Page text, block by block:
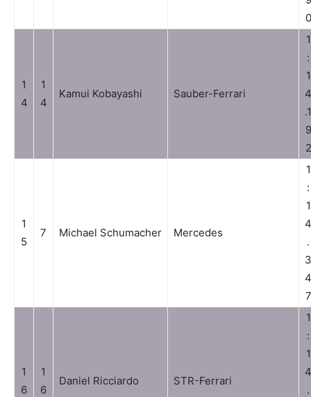
0
1
4
1
4
Kamui Kobayashi Sauber-Ferrari
1
:
1
4
.1
9
2
1
5
7 Michael Schumacher Mercedes
1
:
1
4
.
3
4
7
1
6
1
6
Daniel Ricciardo STR-Ferrari
1
:
1
4
.